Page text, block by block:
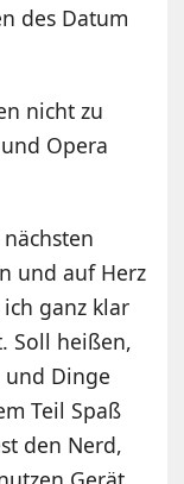
des Datum
nicht zu
Opera
und auf Herz
ganz klar
Soll heißen,
und Dinge
Teil Spaß
den Nerd,